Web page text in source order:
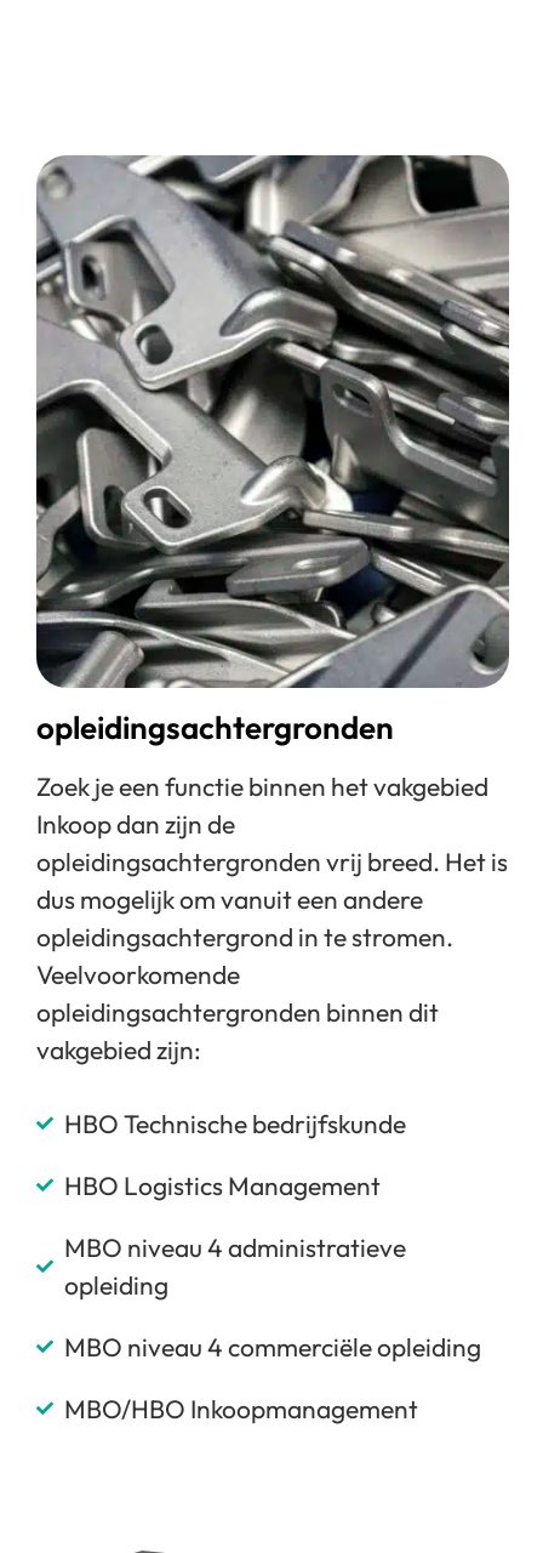
opleidingsachtergronden
Zoek je een functie binnen het vakgebied
Inkoop dan zijn de
opleidingsachtergronden vrij breed. Het is
dus mogelijk om vanuit een andere
opleidingsachtergrond in te stromen.
Veelvoorkomende
opleidingsachtergronden binnen dit
vakgebied zijn:
HBO Technische bedrijfskunde
HBO Logistics Management
MBO niveau 4 administratieve
opleiding
MBO niveau 4 commerciële opleiding
MBO/HBO Inkoopmanagement